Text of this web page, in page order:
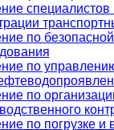
специалистов
по безопасной
по
по
по погрузке и